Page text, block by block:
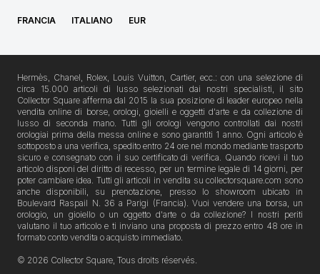
FRANCIA ITALIANO EUR
Hermès, Chanel, Rolex, Louis Vuitton, Cartier, ecc.: con una selezione di
circa 15.000 articoli di lusso selezionati dai nostri specialisti, il sito
Collector Square afferma dal 2015 la sua posizione di leader europeo nella
vendita online di borse, orologi, gioielli e oggetti d'arte e da collezione di
lusso di seconda mano. Tutti gli orologi vengono controllati dai nostri
orologiai prima della messa online e sono garantiti 1 anno. Ogni articolo è
sottoposto a una verifica, spedito entro 24 ore nel mondo mediante trasporto
sicuro e consegnato con il suo certificato di verifica. Quando ricevi il tuo
articolo disponi del diritto di recesso, per un termine legale di 14 giorni, per
poter cambiare idea. Tutti gli articoli in vendita su collectorsquare.com sono
anche disponibili, su prenotazione, presso lo showroom ubicato in
Boulevard Raspail N. 36 a Parigi (Francia). Vuoi vendere una borsa, un
orologio, un gioiello o un oggetto d'arte o da collezione? I nostri periti
valutano il tuo articolo e ti inviano una proposta di prezzo entro 48 ore in
formato conto vendita o acquisto immediato.
© 2026 Collector Square, Tous droits réservés.